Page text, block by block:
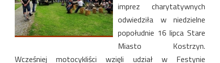
imprez charytatywnych
odwiedziła w niedzielne
popołudnie 16 lipca Stare
Miasto Kostrzyn.
Wcześniej motocykliści wzięli udział w Festynie